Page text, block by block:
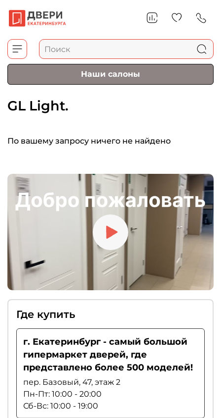
Наши салоны
GL Light.
По вашему запросу ничего не найдено
Где купить
г. Екатеринбург - самый большой
гипермаркет дверей, где
представлено более 500 моделей!
пер. Базовый, 47, этаж 2
Пн-Пт: 10:00 - 20:00
Сб-Вс: 10:00 - 19:00